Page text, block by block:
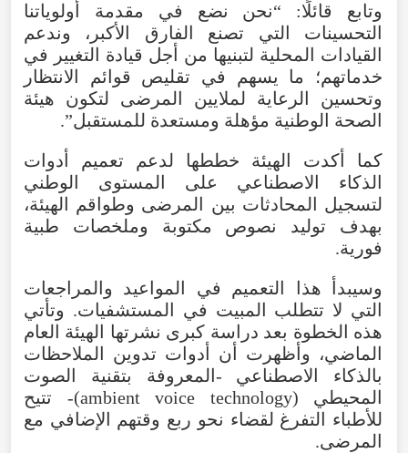
وتابع
قائلًا: “نحن نضع في مقدمة
أولوياتنا
التحسينات
التي تصنع الفارق الأكبر ، وندعم
القيادات
المحلية لتبنيها من أجل قيادة التغيير
في
خدماتهم؛
ما يسهم في تقليص قوائم
الانتظار
وتحسين
الرعاية لملايين المرضى لتكون
هيئة
الصحة الوطنية مؤهلة ومستعدة للمستقبل”.
كما
أكدت الهيئة خططها لدعم تعميم
أدوات
الذكاء
الاصطناعي على المستوى
الوطني
لتسجيل
المحادثات بين المرضى وطواقم الهيئة،
بهدف
توليد نصوص مكتوبة وملخصات
طبية
فورية.
وسيبدأ
هذا التعميم في المواعيد
والمراجعات
التي لا تتطلب المبيت في المستشفيات. وتأتي
هذه الخطوة بعد دراسة كبرى نشرتها الهيئة العام
الماضي، وأظهرت أن أدوات تدوين
الملاحظات
بالذكاء
الاصطناعي - المعروفة بتقنية
الصوت
المحيطي (
ambient voice technology
)- تتيح
للأطباء
التفرغ لقضاء نحو ربع وقتهم الإضافي مع
المرضى.